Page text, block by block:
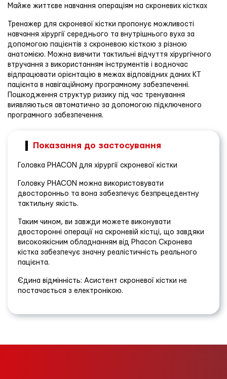
Майже життєве навчання операціям на скроневих кістках
Тренажер для скроневої кістки пропонує можливості
навчання хірургії середнього та внутрішнього вуха за
допомогою пацієнтів з скроневою кісткою з різною
анатомією. Можна вивчити тактильні відчуття хірургічного
втручання з використанням інструментів і водночас
відпрацювати орієнтацію в межах відповідних даних КТ
пацієнта в навігаційному програмному забезпеченні.
Пошкодження структур ризику під час тренування
виявляються автоматично за допомогою підключеного
програмного забезпечення.
Показання до застосування
Головка PHACON для хірургії скроневої кістки
Головку PHACON можна використовувати
двосторонньо та вона забезпечує безпрецедентну
тактильну якість.
Таким чином, ви завжди можете виконувати
двосторонні операції на скроневій кістці, що завдяки
високоякісним обладнанням від Phacon Скронева
кістка забезпечує значну реалістичність реального
пацієнта.
Єдина відмінність: Асистент скроневої кістки не
постачається з електронікою.